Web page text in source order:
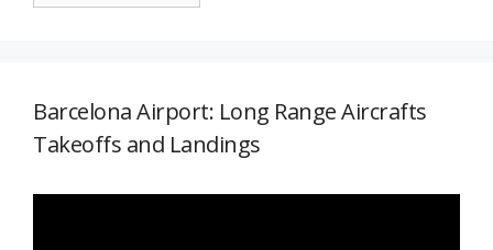
Barcelona Airport: Long Range Aircrafts
Takeoffs and Landings